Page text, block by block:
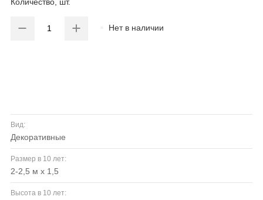
Нет в наличии
Вид:
декоративные
Размер в 10 лет:
2-2,5 м x 1,5
Высота в 10 лет: